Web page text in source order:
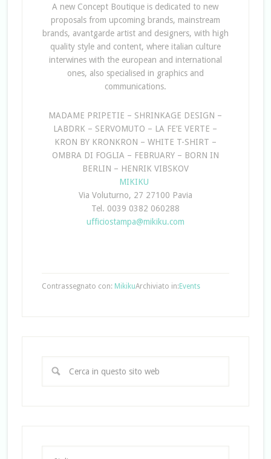
A new Concept Boutique is dedicated to new
proposals from upcoming brands, mainstream
brands, avantgarde artist and designers, with high
quality style and content, where italian culture
interwines with the european and international
ones, also specialised in graphics and
communications.
MADAME PRIPETIE – SHRINKAGE DESIGN –
LABDRK – SERVOMUTO – LA FE’E VERTE –
KRON BY KRONKRON – WHITE T-SHIRT –
OMBRA DI FOGLIA – FEBRUARY – BORN IN
BERLIN – HENRIK VIBSKOV
MIKIKU
Via Voluturno, 27 27100 Pavia
Tel. 0039 0382 060288
ufficiostampa@mikiku.com
Archiviato in:Events
Contrassegnato con: Mikiku